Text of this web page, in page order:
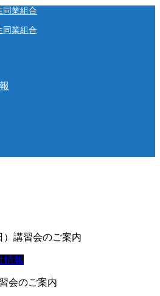
同業組合
同業組合
）講習会のご案内
情報
会のご案内